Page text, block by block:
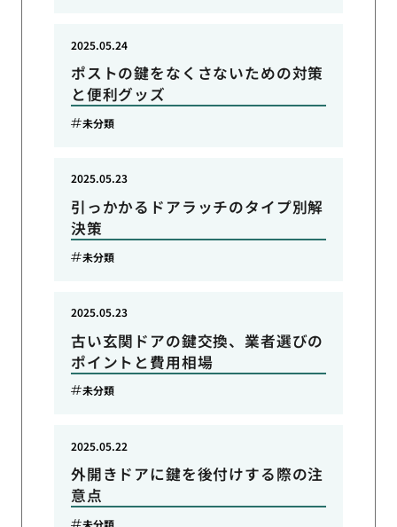
ポストの鍵をなくさないための対策
と便利グッズ
2025.05.24
未分類
引っかかるドアラッチのタイプ別解
決策
2025.05.23
未分類
古い玄関ドアの鍵交換、業者選びの
ポイントと費用相場
2025.05.23
未分類
外開きドアに鍵を後付けする際の注
意点
2025.05.22
未分類